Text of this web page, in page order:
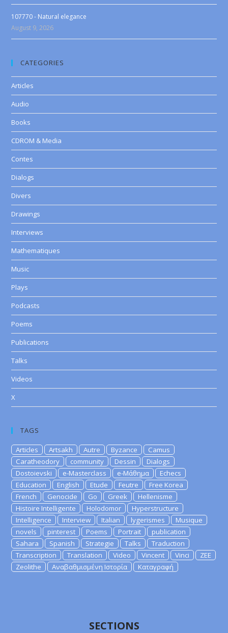
107770 - Natural elegance
August 9, 2026
CATEGORIES
Articles
Audio
Books
CDROM & Media
Contes
Dialogs
Divers
Drawings
Interviews
Mathematiques
Music
Plays
Podcasts
Poems
Publications
Talks
Videos
X
TAGS
Articles Artsakh Autre Byzance
Camus
Caratheodory
community Dessin
Dialogs
Dostoievski
e-Masterclass e-Μάθημα
Echecs
Education
English Etude Feutre
Free Korea
French
Genocide Go Greek
Hellenisme
Histoire Intelligente
Holodomor
Hyperstructure
Intelligence
Interview Italian lygerismes
Musique
novels
pinterest Poems Portrait
publication
Sahara
Spanish Strategie Talks
Traduction
Transcription
Translation Video Vincent Vinci
ZEE
Zeolithe
Αναβαθμισμένη Ιστορία Καταγραφή
SECTIONS